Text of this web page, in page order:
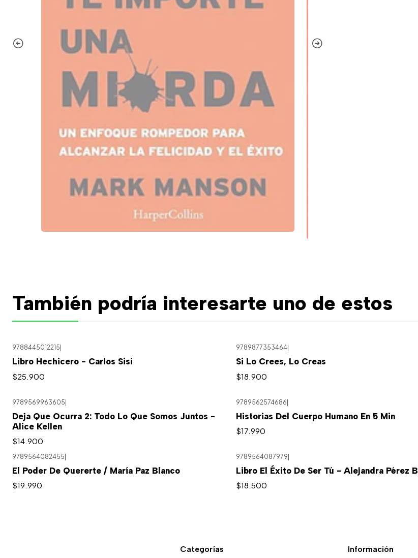
También podría interesarte uno de estos
9788445012215
Libro Hechicero - Carlos Sisí
$25.900
9789877353464
Si Lo Crees, Lo Creas
$18.900
9789569963605|
Deja Que Ocurra 2: Todo Lo Que Somos Juntos -
Alice Kellen
$14.900
9789562574686|
Historias Del Cuerpo Humano En 5 Min
$17.990
9789564082455
El Poder De Quererte / María Paz Blanco
$19.990
9789564087979
Libro El Éxito De Ser Tú - Alejandra Pérez B
$18.500
Categorías Información